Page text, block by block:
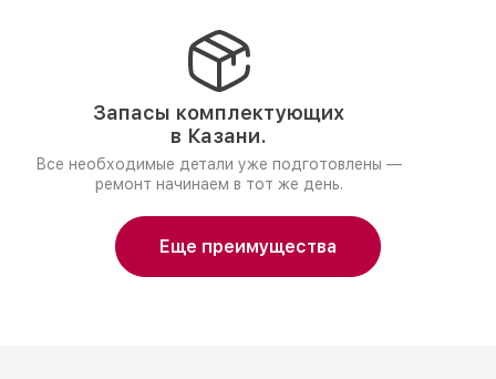
Запасы комплектующих
в Казани.
Все необходимые детали уже подготовлены —
ремонт начинаем в тот же день.
Еще преимущества